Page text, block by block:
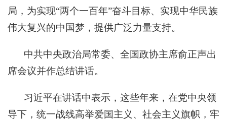
局，为实现“两个一百年”奋斗目标、实现中华民族
伟大复兴的中国梦，提供广泛力量支持。
中共中央政治局常委、全国政协主席俞正声出
席会议并作总结讲话。
习近平在讲话中表示，这些年来，在党中央领
导下，统一战线高举爱国主义、社会主义旗帜，牢